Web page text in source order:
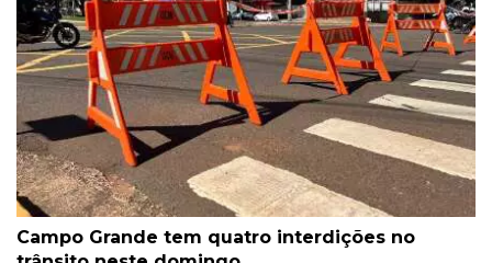
Campo Grande tem quatro interdições no